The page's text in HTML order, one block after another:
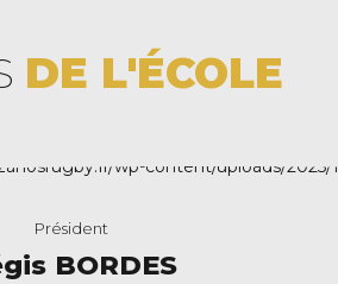
DE L'ÉCOLE
Président
BORDES